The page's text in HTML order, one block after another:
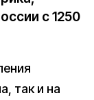
с 1250
так и на